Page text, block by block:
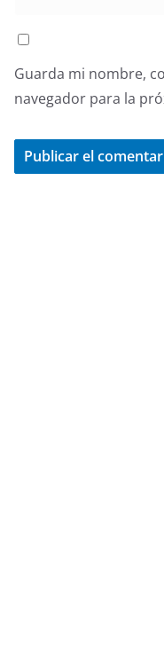
Guarda mi nombre,
navegador para la